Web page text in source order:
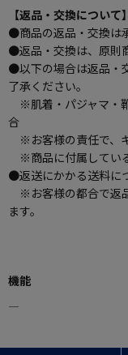
【返品・交換について】
●商品の返品・交換は
●返品・交換は、原則
●以下の場合は返品・
了承ください。
※肌着・パジャマ・
合
※お客様の責任で、
※商品に付属してい
●返送にかかる送料に
※お客様の都合で返
ます。
機能
―